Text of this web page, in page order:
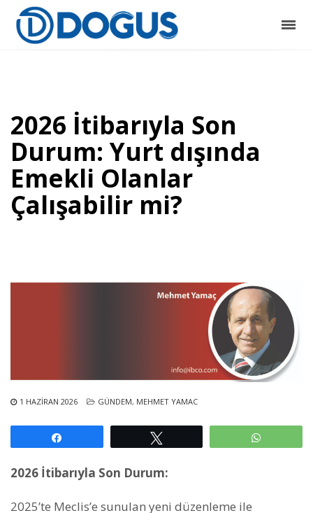
2026 İtibarıyla Son
Durum: Yurt dışında
Emekli Olanlar
Çalışabilir mi?
1 HAZIRAN 2026 GÜNDEM, MEHMET YAMAC
2026 İtibarıyla Son Durum:
2025’te Meclis’e sunulan yeni düzenleme ile